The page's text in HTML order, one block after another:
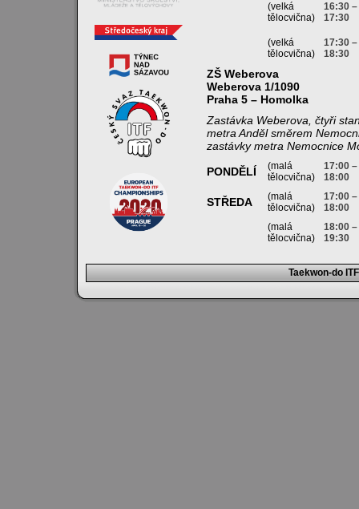
(velká
tělocvična)
16:30 –
17:30
(velká
tělocvična)
17:30 –
18:30
ZŠ Weberova
Weberova 1/1090
Praha 5 – Homolka
Zastávka Weberova, čtyři
metra Anděl směrem
zastávky metra Nemocnice
PONDĚLÍ
(malá
tělocvična)
17:00 –
18:00
STŘEDA
(malá
tělocvična)
17:00 –
18:00
(malá
tělocvična)
18:00 –
19:30
Taekwon-do